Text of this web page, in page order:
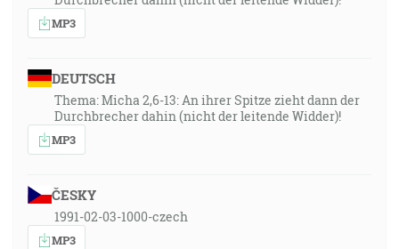
MP3
DEUTSCH
Thema: Micha 2,6-13: An ihrer Spitze zieht dann der
Durchbrecher dahin (nicht der leitende Widder)!
MP3
ČESKY
1991-02-03-1000-czech
MP3